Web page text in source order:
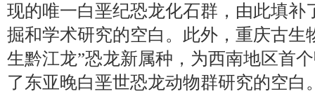
现的唯一白垩纪恐龙化石群，由此填补
掘和学术研究的空白。此外，重庆古生
生黔江龙”恐龙新属种，为西南地区首
了东亚晚白垩世恐龙动物群研究的空白